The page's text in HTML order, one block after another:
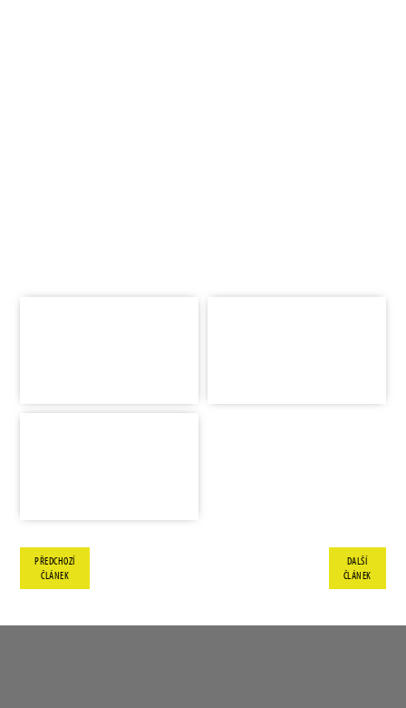
DALŠÍ
ČLÁNEK
PŘEDCHOZÍ
ČLÁNEK